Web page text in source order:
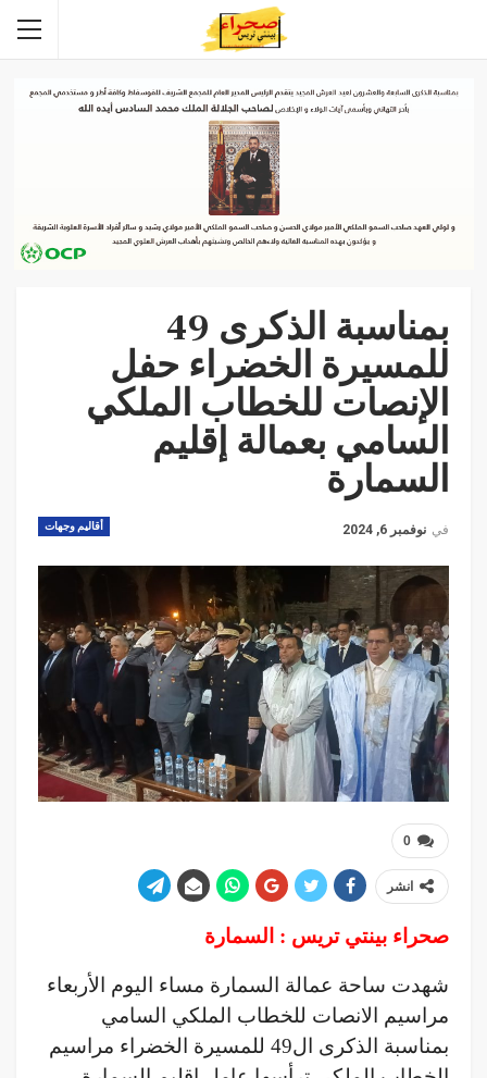
بمناسبة الذكرى 49
للمسيرة الخضراء حفل
الإنصات للخطاب الملكي
السامي بعمالة إقليم
السمارة
أقاليم وجهات في نوفمبر 6, 2024
0
انشر
صحراء بينتي تريس : السمارة
شهدت ساحة عمالة السمارة مساء اليوم الأربعاء
مراسيم الانصات للخطاب الملكي السامي
بمناسبة الذكرى ال49 للمسيرة الخضراء مراسيم